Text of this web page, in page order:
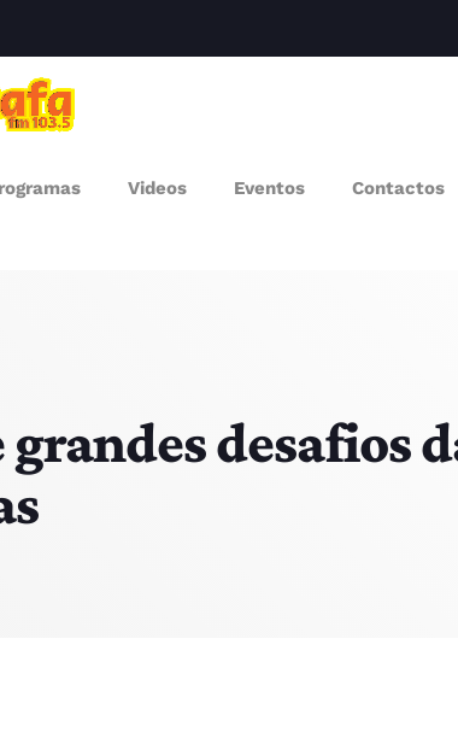
Videos Eventos Contactos
desafios